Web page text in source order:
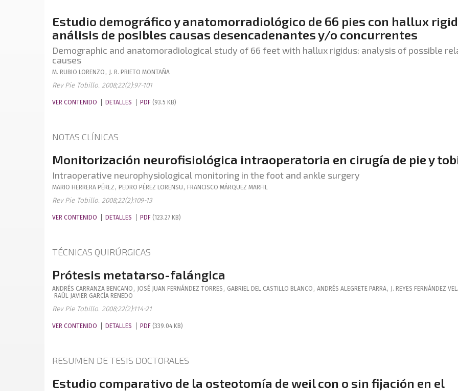
Estudio demográfico y anatomorradiológico de 66 pies con hallux
análisis de posibles causas desencadenantes y/o concurrentes
Demographic and anatomoradiological study of 66 feet with hallux rigidus: analysis of possible
causes
M. RUBIO LORENZO , J. R. PRIETO MONTAÑA
Rev Pie Tobillo. 2008;22(2):97-101
VER CONTENIDO DETALLES PDF (93.5 KB)
NOTAS CLÍNICAS
Monitorización neurofisiológica intraoperatoria en cirugía de pie y
Intraoperative neurophysiological monitoring in the foot and ankle surgery
MARIO HERRERA PÉREZ , PEDRO PÉREZ LORENSU , FRANCISCO MÁRQUEZ MARFIL
Rev Pie Tobillo. 2008;22(2):109-13
VER CONTENIDO DETALLES PDF (123.27 KB)
TÉCNICAS QUIRÚRGICAS
Prótesis metatarso-falángica
ANDRÉS CARRANZA BENCANO , JOSÉ JUAN FERNÁNDEZ TORRES , GABRIEL DEL CASTILLO BLANCO , ANDRÉS ALEGRETE PARRA, J. REYES FERNÁNDEZ
RAÚL JAVIER GARCÍA RENEDO
Rev Pie Tobillo. 2008;22(2):114-21
VER CONTENIDO DETALLES PDF (339.04 KB)
RESUMEN DE TESIS DOCTORALES
Estudio comparativo de la osteotomía de weil con o sin fijación en el